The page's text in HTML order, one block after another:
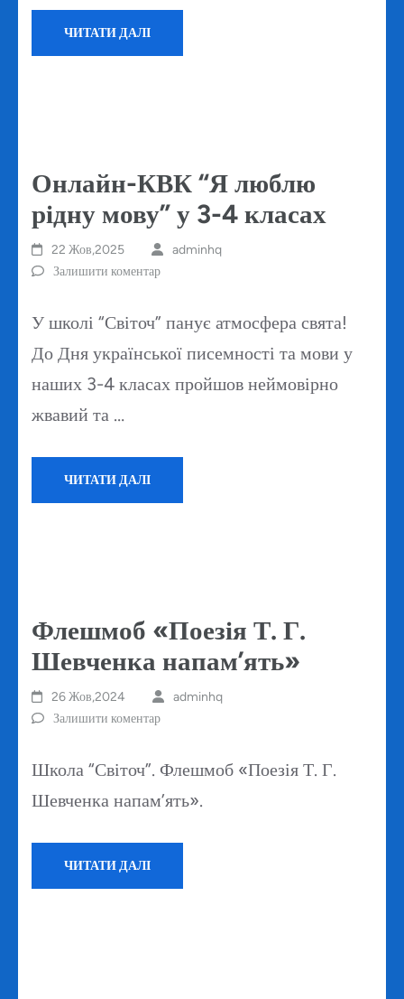
ЧИТАТИ ДАЛІ
Онлайн-КВК “Я люблю
рідну мову” у 3-4 класах
22 Жов,2025
adminhq
Залишити коментар
У школі “Світоч” панує атмосфера свята!
До Дня української писемності та мови у
наших 3-4 класах пройшов неймовірно
жвавий та …
ЧИТАТИ ДАЛІ
Флешмоб «Поезія Т. Г.
Шевченка напам’ять»
26 Жов,2024
adminhq
Залишити коментар
Школа “Світоч”. Флешмоб «Поезія Т. Г.
Шевченка напам’ять».
ЧИТАТИ ДАЛІ